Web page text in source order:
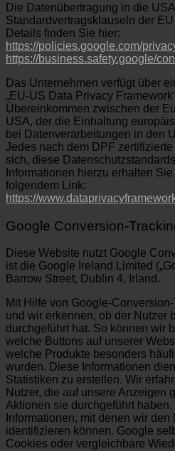
Die Datenübertragung in die
Standardvertragsklauseln der
Details finden Sie hier:
https://policies.google.com/
https://business.safety.google/
Das Unternehmen verfügt über
„EU-US Data Privacy
Übereinkommen zwischen der
USA, der die Einhaltung
bei Datenverarbeitungen in den
Jedes nach dem DPF
sich, diese
Informationen hierzu erhalten
folgendem Link:
https://
Google Conversion-
Diese Website nutzt Google
ist die Google Ireland Limited
Barrow Street, Dublin 4, Irland.
Mit Hilfe von Google-
und wir erkennen, ob der Nutzer
durchgeführt hat. So können wir
welche Buttons auf unserer
welche Produkte besonders
wurden. Diese Informationen
Statistiken zu erstellen. Wir
Nutzer, die auf unsere Anzeigen
Aktionen sie durchgeführt
Informationen, mit denen wir
identifizieren können. Google
Cookies oder vergleichbare